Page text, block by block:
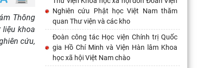
Thông
khoa
cứu,
Nghiên cứu Phật học Việt Nam thăm
quan Thư viện và các kho
Đoàn công tác Học viện Chính trị Quốc
gia Hồ Chí Minh và Viện Hàn lâm Khoa
học xã hội Việt Nam chào